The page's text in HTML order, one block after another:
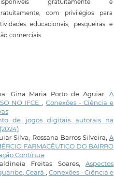
gratuitamente e
com privilégios para
educacionais, pesqueiras e
comerciais.
Gina Maria Porto de Aguiar,A
NO IFCE , Conexões - Ciência e
de jogos digitais autorais na
Silva, Rossana Barros Silveira,A
FARMACÊUTICO DO BAIRRO
Contínua
Freitas Soares,Aspectos
Ceará , Conexões - Ciência e